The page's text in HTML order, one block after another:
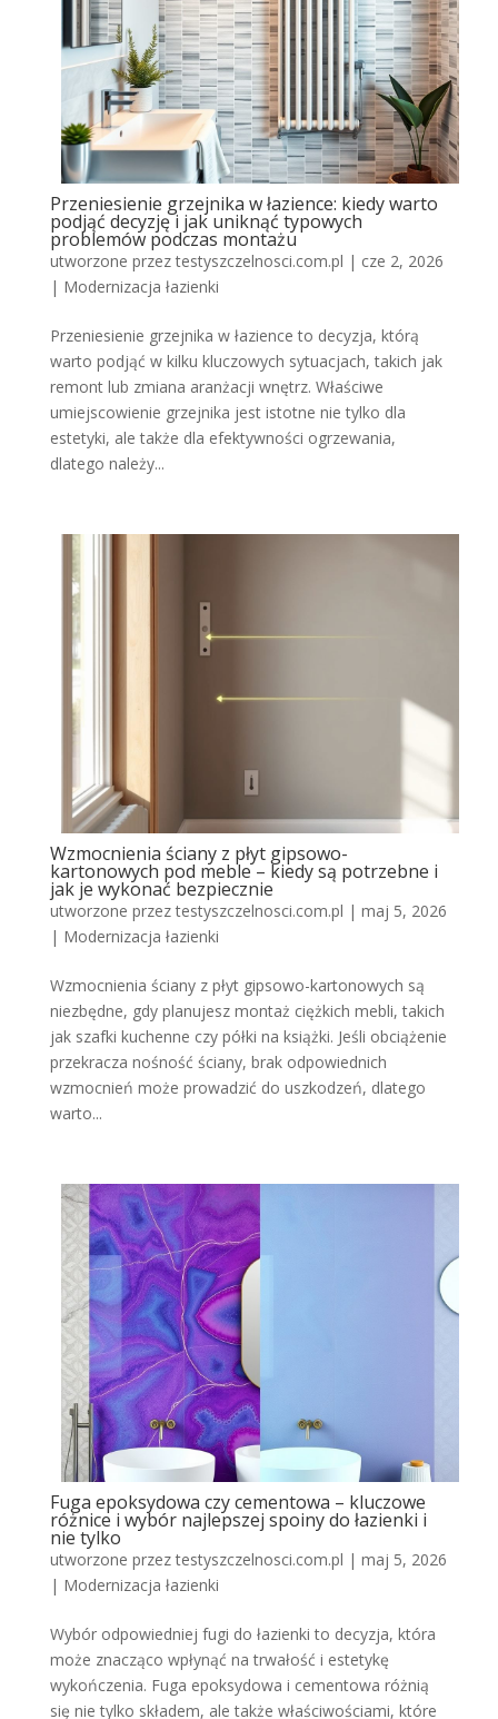
Przeniesienie grzejnika w łazience: kiedy warto
podjąć decyzję i jak uniknąć typowych
problemów podczas montażu
utworzone przeztestyszczelnosci.com.pl | cze 2, 2026
| Modernizacja łazienki
Przeniesienie grzejnika w łazience to decyzja, którą
warto podjąć w kilku kluczowych sytuacjach, takich jak
remont lub zmiana aranżacji wnętrz. Właściwe
umiejscowienie grzejnika jest istotne nie tylko dla
estetyki, ale także dla efektywności ogrzewania,
dlatego należy...
Wzmocnienia ściany z płyt gipsowo-
kartonowych pod meble – kiedy są potrzebne i
jak je wykonać bezpiecznie
utworzone przeztestyszczelnosci.com.pl | maj 5, 2026
| Modernizacja łazienki
Wzmocnienia ściany z płyt gipsowo-kartonowych są
niezbędne, gdy planujesz montaż ciężkich mebli, takich
jak szafki kuchenne czy półki na książki. Jeśli obciążenie
przekracza nośność ściany, brak odpowiednich
wzmocnień może prowadzić do uszkodzeń, dlatego
warto...
Fuga epoksydowa czy cementowa – kluczowe
różnice i wybór najlepszej spoiny do łazienki i
nie tylko
utworzone przeztestyszczelnosci.com.pl | maj 5, 2026
| Modernizacja łazienki
Wybór odpowiedniej fugi do łazienki to decyzja, która
może znacząco wpłynąć na trwałość i estetykę
wykończenia. Fuga epoksydowa i cementowa różnią
się nie tylko składem, ale także właściwościami, które